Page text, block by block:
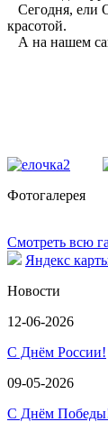
Сегодня, ели
красотой.
А на нашем
Фотогалерея
Смотреть всю
Яндекс
Новости
12-06-2026
С Днём России!
09-05-2026
С Днём